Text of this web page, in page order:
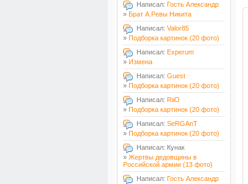
Написал: Гость Александр
» Брат А.Ревы Никита
Написал: Valor85
» Подборка картинок (20 фото)
Написал: Experum
» Измена
Написал: Guest
» Подборка картинок (20 фото)
Написал: RiiO
» Подборка картинок (20 фото)
Написал: SeRGAnT
» Подборка картинок (20 фото)
Написал: Кунак
» Жертвы дедовщины в
Российской армии (13 фото)
Написал: Гость Александр